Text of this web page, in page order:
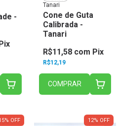
-
Tanari
Cone de Guta
Calibrada -
Tanari
R$12,19
R$11,58 com Pix
COMPRAR
% OFF 12% OFF